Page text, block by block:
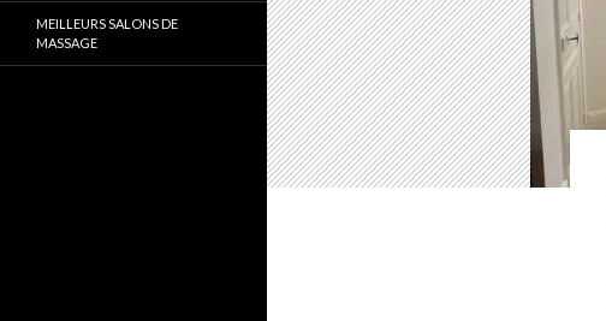
MEILLEURS SALONS DE
MASSAGE